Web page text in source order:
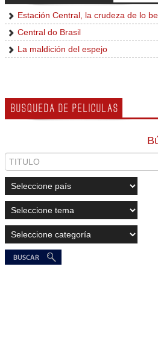
Estación Central, la crudeza de lo
Central do Brasil
La maldición del espejo
BUSQUEDA DE PELICULAS